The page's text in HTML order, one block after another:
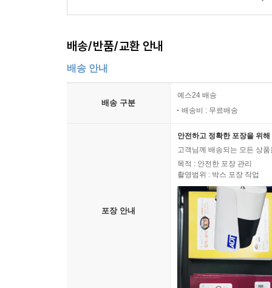
배송/반품/교환 안내
배송 안내
배송 구분
예스24 배송
배송비 : 무료배송
포장 안내
안전하고 정확한 포장을 위
고객님께 배송되는 모든 상
목적 : 안전한 포장 관리
촬영범위 : 박스 포장 작업